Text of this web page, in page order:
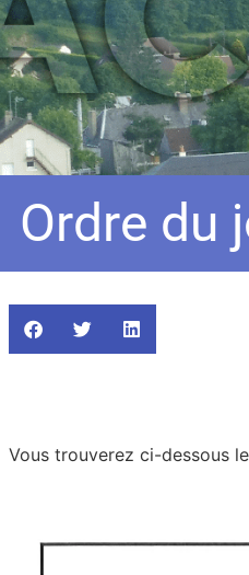
Ordre du
Vous trouverez ci-dessous